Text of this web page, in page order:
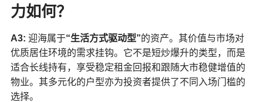
力如何？
A3: 迎海属于“生活方式驱动型”的资产。其价值与市场对
优质居住环境的需求挂钩。它不是短炒爆升的类型，而是
适合长线持有，享受稳定租金回报和跟随大市稳健增值的
物业。其多元化的户型亦为投资者提供了不同入场门槛的
选择。